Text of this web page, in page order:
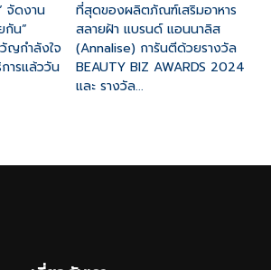
จัดงาน
กัน”
ญกำลังใจ
ารแล้ววัน
ที่สุดของผลิตภัณฑ์เสริมอาหาร
สลายฝ้า แบรนด์ แอนนาลิส
(Annalise) การันตีด้วยรางวัล
BEAUTY BIZ AWARDS 2024
และ รางวัล...